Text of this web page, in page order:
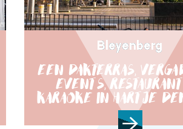
Bleyenberg
EEN DAKTERRAS,
EVENTS,
KARAOKE IN HARTJE